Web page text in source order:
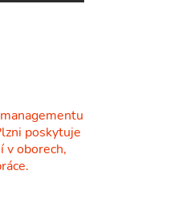
poskytuje
v oborech,